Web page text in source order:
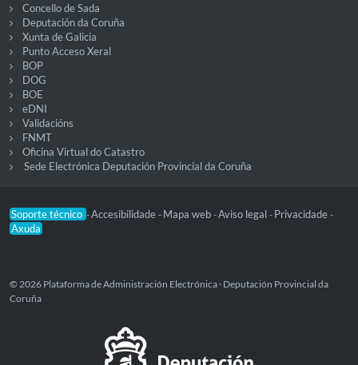
Concello de Sada
Deputación da Coruña
Xunta de Galicia
Punto Acceso Xeral
BOP
DOG
BOE
eDNI
Validacións
FNMT
Oficina Virtual do Catastro
Sede Electrónica Deputación Provincial da Coruña
Soporte técnico -Accesibilidade - Mapa web -Aviso legal - Privacidade -
Axuda
© 2026 Plataforma de Administración Electrónica · Deputación Provincial da
Coruña